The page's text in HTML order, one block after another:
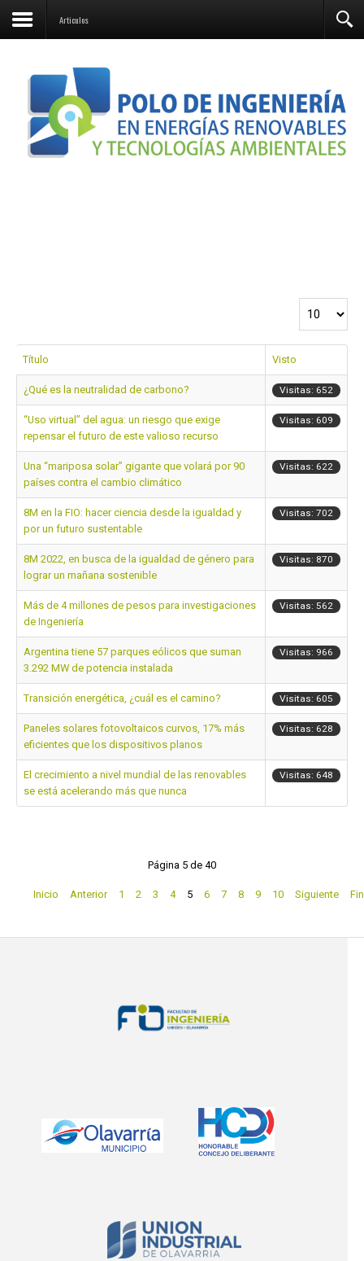
Articulos
Título Visto
¿Qué es la neutralidad de carbono? Visitas: 652
“Uso virtual” del agua: un riesgo que exige
repensar el futuro de este valioso recurso
Visitas: 609
Una “mariposa solar” gigante que volará por 90
países contra el cambio climático
Visitas: 622
8M en la FIO: hacer ciencia desde la igualdad y
por un futuro sustentable
Visitas: 702
8M 2022, en busca de la igualdad de género para
lograr un mañana sostenible
Visitas: 870
Más de 4 millones de pesos para investigaciones
de Ingeniería
Visitas: 562
Argentina tiene 57 parques eólicos que suman
3.292 MW de potencia instalada
Visitas: 966
Transición energética, ¿cuál es el camino? Visitas: 605
Paneles solares fotovoltaicos curvos, 17% más
eficientes que los dispositivos planos
Visitas: 628
El crecimiento a nivel mundial de las renovables
se está acelerando más que nunca
Visitas: 648
Página 5 de 40
Inicio Anterior 1 2 3 4 5 6 7 8 9 10 Siguiente